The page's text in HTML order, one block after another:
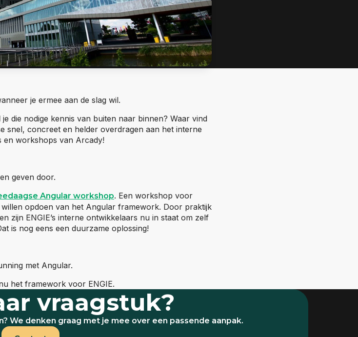
je ermee aan de slag wil.
die nodige kennis van buiten naar binnen? Waar vind
snel, concreet en helder overdragen aan het interne
en workshops van Arcady!
geven door.
Angular workshop. Een workshop voor
opdoen van het Angular framework. Door praktijk
zijn ENGIE’s interne ontwikkelaars nu in staat om zelf
is nog eens een duurzame oplossing!
met Angular.
het framework voor ENGIE.
vraagstuk?
We denken graag met je mee over een passende aanpak.